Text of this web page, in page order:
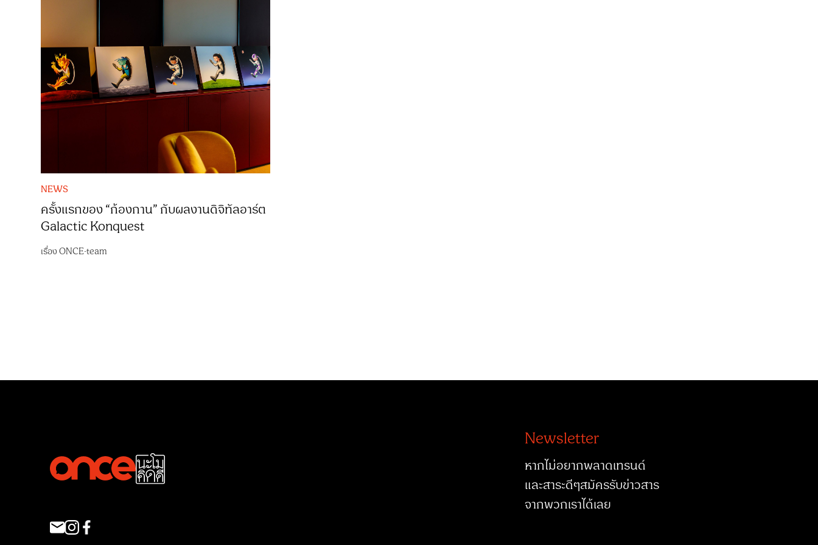
NEWS
ครั้งแรกของ “ก้องกาน” กับผลงานดิจิทัลอาร์ต
Galactic Konquest
เรื่องONCE-team
Newsletter
หากไม่อยากพลาดเทรนด์
และสาระดีๆสมัครรับข่าวสาร
จากพวกเราได้เลย